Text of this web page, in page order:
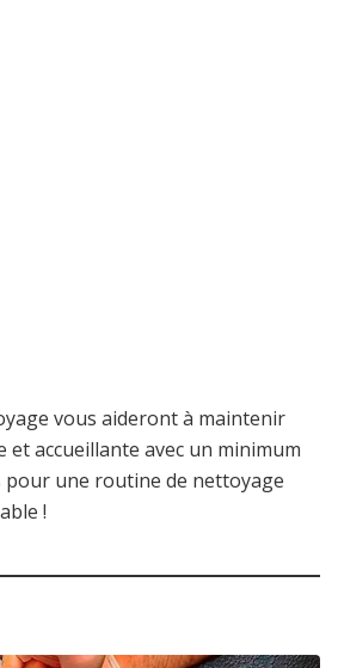
vous aideront à maintenir
accueillante avec un minimum
pour une routine de nettoyage
!